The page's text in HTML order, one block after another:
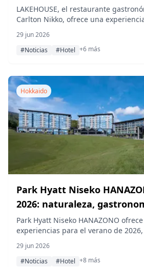
celebra la cosecha de Oku-
LAKEHOUSE, el restaurante
Carlton Nikko, ofrece una
de 7 tiempos basada en la
Oku-Nikko, disponible del 1 de julio
2026.
29 jun 2026
#Noticias
#Hotel +6 más
Hokkaido
Park Hyatt Niseko
2026: naturaleza,
actividades al aire libre
Park Hyatt Niseko HANAZONO
experiencias para el verano de
de barbacoa en la terraza con vistas
clases de cocina para niños, la
Mountain Lights de Bruce Munro y
29 jun 2026
#Noticias
#Hotel +8 más